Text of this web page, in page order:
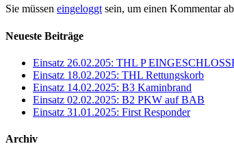
Sie müssen eingeloggt sein, um einen Kommentar
Neueste Beiträge
Einsatz 26.02.205: THL P
Einsatz 18.02.2025: THL Rettungskorb
Einsatz 14.02.2025: B3 Kaminbrand
Einsatz 02.02.2025: B2 PKW auf BAB
Einsatz 31.01.2025: First Responder
Archiv